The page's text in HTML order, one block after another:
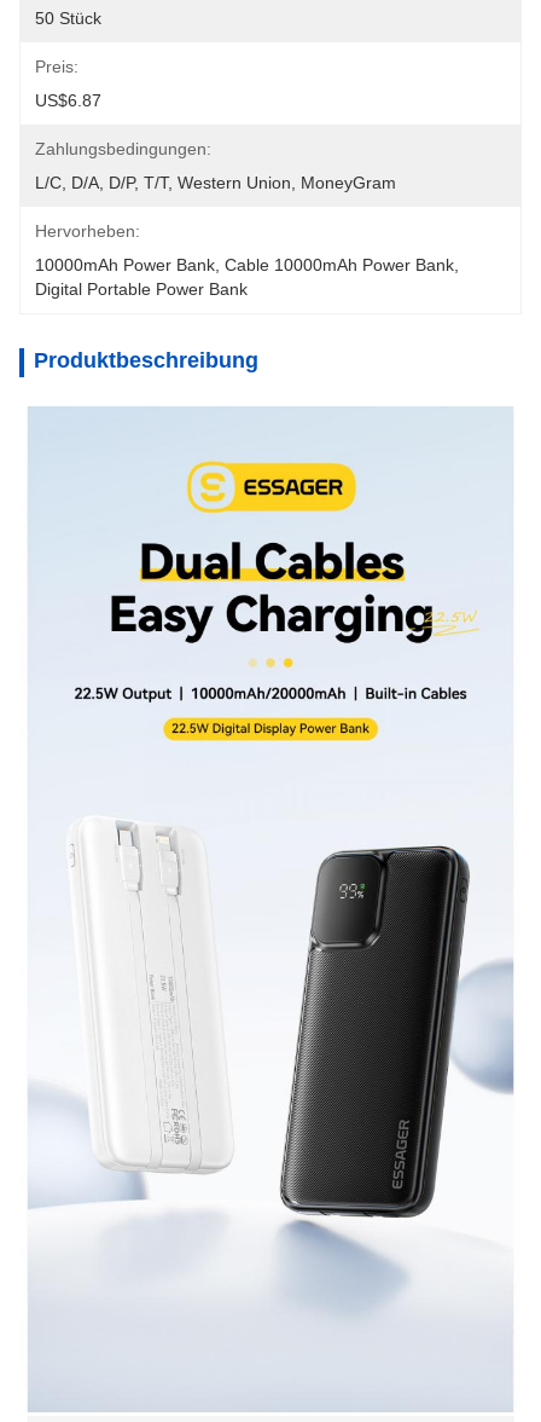
50 Stück
Preis:
US$6.87
Zahlungsbedingungen:
L/C, D/A, D/P, T/T, Western Union, MoneyGram
Hervorheben:
10000mAh Power Bank Cable 10000mAh Power Bank
Digital Portable Power Bank
Produktbeschreibung